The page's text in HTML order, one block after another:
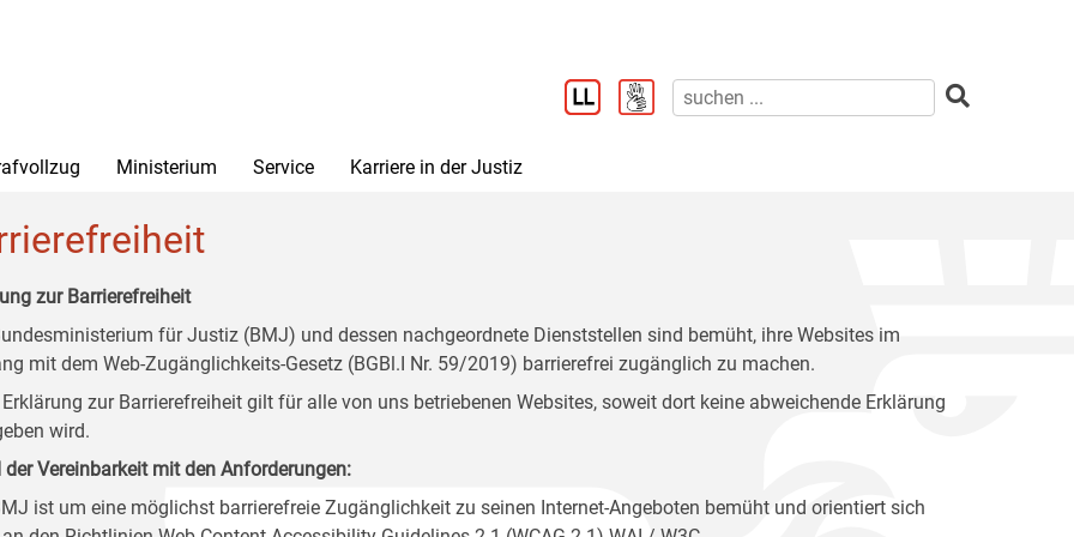
Ministerium Service Karriere in der Justiz
zur Barrierefreiheit
für Justiz (BMJ) und dessen nachgeordnete Dienststellen sind bemüht, ihre Websites im
mit dem Web-Zugänglichkeits-Gesetz (BGBl.I Nr. 59/2019) barrierefrei zugänglich zu machen.
Erklärung zur Barrierefreiheit gilt für alle von uns betriebenen Websites, soweit dort keine abweichende Erklärung
wird.
der Vereinbarkeit mit den Anforderungen:
ist um eine möglichst barrierefreie Zugänglichkeit zu seinen Internet-Angeboten bemüht und orientiert sich